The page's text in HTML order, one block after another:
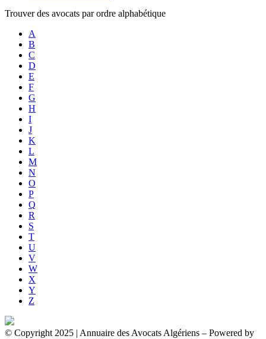
Trouver des avocats par ordre alphabétique
A
B
C
D
E
F
G
H
I
J
K
L
M
N
O
P
Q
R
S
T
U
V
W
X
Y
Z
© Copyright 2025 | Annuaire des Avocats Algériens – Powered by